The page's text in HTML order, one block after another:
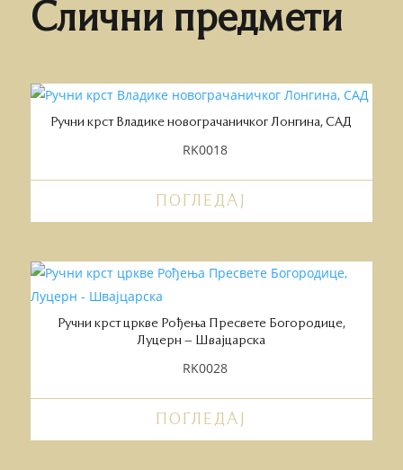
Слични предмети
Ручни крст Владике новограчаничког Лонгина, САД
RK0018
ПОГЛЕДАЈ
Ручни крст цркве Рођења Пресвете Богородице,
Луцерн – Швајцарска
RK0028
ПОГЛЕДАЈ